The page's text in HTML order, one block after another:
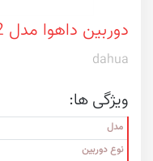
دوربین داهوا مدل IPC-HFW2230SP-S-S2
dahua
ویژگی ها:
مدل
نوع دوربین